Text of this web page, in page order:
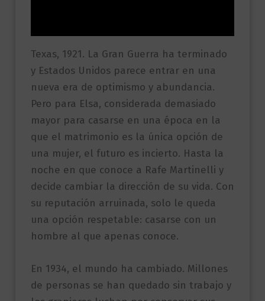
Texas, 1921. La Gran Guerra ha terminado
y Estados Unidos parece entrar en una
nueva era de optimismo y abundancia.
Pero para Elsa, considerada demasiado
mayor para casarse en una época en la
que el matrimonio es la única opción de
una mujer, el futuro es incierto. Hasta la
noche en que conoce a Rafe Martinelli y
decide cambiar la dirección de su vida. Con
su reputación arruinada, solo le queda
una opción respetable: casarse con un
hombre al que apenas conoce.
En 1934, el mundo ha cambiado. Millones
de personas se han quedado sin trabajo y